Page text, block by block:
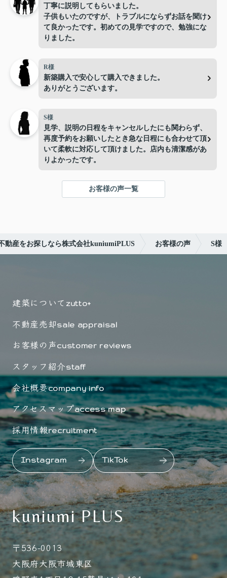
丁寧に説明してもらいました。
子供もいたのですが、トラブルにならずお話を聞け
て良かったです。初めての見学ですので、勉強にな
りました。
R様
新築購入で安心して購入できました。
ありがとうございます。
S様
見学、説明の日程をキャンセルしたにも関わらず、
再度予約をお願いしたとき急な日程にも合わせて頂
いて柔軟に対応して頂けました。店内も清潔感があ
りよかったです。
お客様の声一覧
動産をお探しなら株式会社kuniumiPLUS お客様の声 S様
建築について zutto+
不動産売却sale appraisal
お客様の声customer reviews
スタッフ紹介staff
会社概要company info
アクセスマップaccess map
採用情報recruitment
Instagram TikTok
kuniumi PLUS
〒536-0013
大阪府大阪市城東区